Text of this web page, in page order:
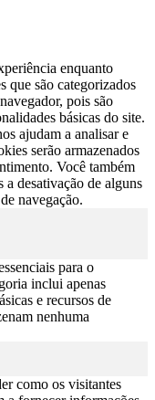
enquanto
que são categorizados
pois são
básicas do site.
ajudam a analisar e
serão armazenados
Você também
a desativação de alguns
navegação.
para o
inclui apenas
e recursos de
nenhuma
como os visitantes